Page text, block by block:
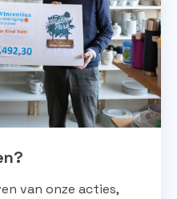
van onze acties,